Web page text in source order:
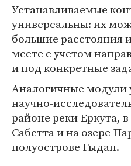
Устанавливаемые
универсальны: их
большие расстояния
месте с учетом
и под конкретные
Аналогичные модули
научно-
районе реки Еркута,
Сабетта и на озере
полуострове Гыдан.